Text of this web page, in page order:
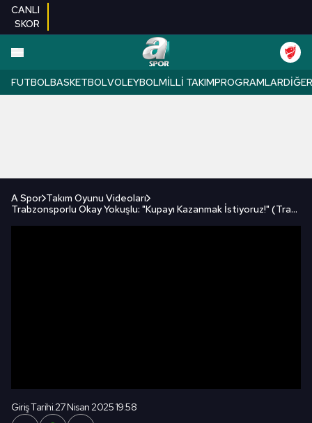
CANLI
SKOR
FUTBOLBASKETBOLVOLEYBOLMILLI TAKIMPROGRAMLARDIĞER
A Spor Takım Oyunu Videoları
Trabzonsporlu Okay Yokuşlu: "Kupayı Kazanmak İstiyoruz!" (Trabzonspor 4-3 Alanyaspor) / A Spor
Giriş Tarihi:27 Nisan 2025 19:58